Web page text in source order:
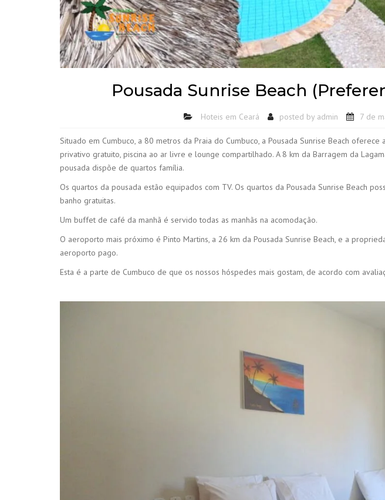
Pousada Sunrise Beach
Hoteis em Ceará posted by admin 7 de
Situado em Cumbuco, a 80 metros da Praia do Cumbuco, a Pousada Sunrise Beach
privativo gratuito, piscina ao ar livre e lounge compartilhado. A 8 km da Barragem da
pousada dispõe de quartos família.
Os quartos da pousada estão equipados com TV. Os quartos da Pousada Sunrise Beach
banho gratuitas.
Um buffet de café da manhã é servido todas as manhãs na acomodação.
O aeroporto mais próximo é Pinto Martins, a 26 km da Pousada Sunrise Beach, e a
aeroporto pago.
Esta é a parte de Cumbuco de que os nossos hóspedes mais gostam, de acordo com